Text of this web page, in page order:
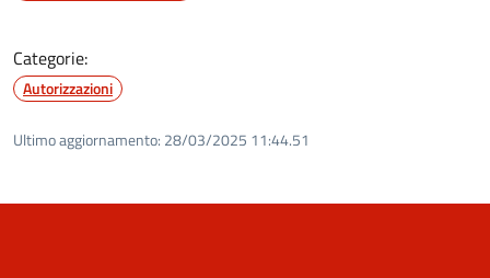
Categorie:
Autorizzazioni
Ultimo aggiornamento: 28/03/2025 11:44.51